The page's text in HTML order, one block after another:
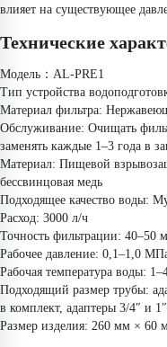
влияет на существующее
Технические
Модель：AL-PRE1
Тип устройства
Материал фильтра:
Обслуживание: Очищать
заменять каждые 1–3 года в
Материал: Пищевой
бессвинцовая медь
Подходящее качество воды:
Расход: 3000 л/ч
Точность фильтрации: 40–50
Рабочее давление: 0,1–1,0
Рабочая температура воды:
Подходящий размер трубы:
в комплект, адаптеры 3/4″ и
Размер изделия: 260 мм × 60